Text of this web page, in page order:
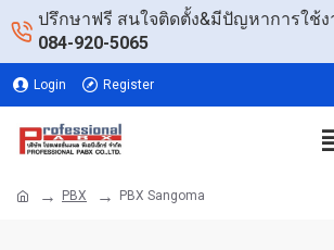
ปรึกษาฟรี สนใจติดตั้ง&มีปัญหาการใช้ง
084-920-5065
Login Register
PBX PBX Sangoma